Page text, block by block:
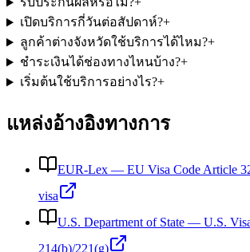
เปิดบริการกี่วันต่อสัปดาห์?+
ลูกค้าต่างจังหวัดใช้บริการได้ไหม?+
ชำระเงินได้ช่องทางไหนบ้าง?+
เริ่มต้นใช้บริการอย่างไร?+
แหล่งอ้างอิงทางการ
EUR-Lex — EU Visa Code Article
visa
U.S. Department of State — U.S.
214(b)/221(g)